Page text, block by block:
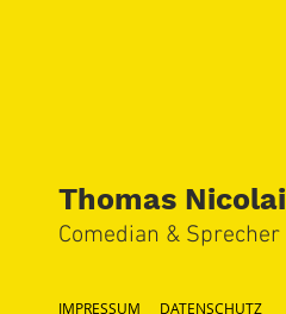
Thomas Nicolai
Comedian & Sprecher
IMPRESSUM DATENSCHUTZ